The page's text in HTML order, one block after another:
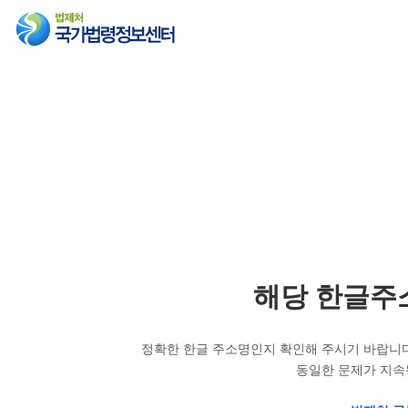
해당 한글주
정확한 한글 주소명인지 확인해 주시기 바랍
동일한 문제가 지